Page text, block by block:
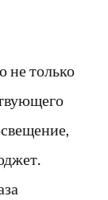
не только